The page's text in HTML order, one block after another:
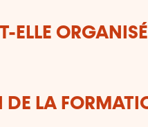
ELLE
DE LA